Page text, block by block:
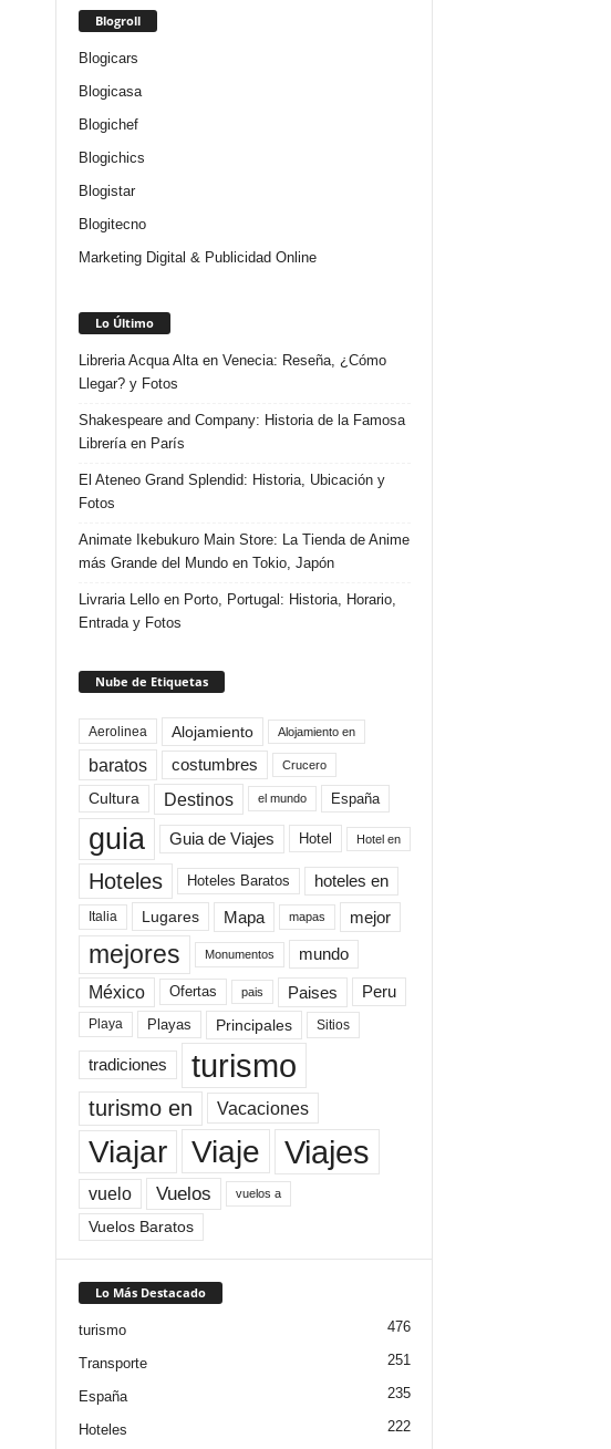
Blogroll
Blogicars
Blogicasa
Blogichef
Blogichics
Blogistar
Blogitecno
Marketing Digital & Publicidad Online
Lo Último
Libreria Acqua Alta en Venecia: Reseña, ¿Cómo
Llegar? y Fotos
Shakespeare and Company: Historia de la Famosa
Librería en París
El Ateneo Grand Splendid: Historia, Ubicación y
Fotos
Animate Ikebukuro Main Store: La Tienda de Anime
más Grande del Mundo en Tokio, Japón
Livraria Lello en Porto, Portugal: Historia, Horario,
Entrada y Fotos
Nube de Etiquetas
Aerolinea Alojamiento Alojamiento en
baratos costumbres Crucero
Cultura Destinos el mundo España
guia Guia de Viajes Hotel Hotel en
Hoteles Hoteles Baratos hoteles en
Italia Lugares Mapa mapas mejor
mejores Monumentos mundo
México Ofertas pais Paises Peru
Playa Playas Principales Sitios
tradiciones turismo
turismo en Vacaciones
Viajar Viaje Viajes
vuelo Vuelos vuelos a
Vuelos Baratos
Lo Más Destacado
turismo 476
Transporte 251
España 235
Hoteles 222